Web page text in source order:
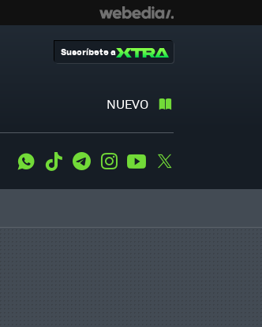
NUEVO
Suscríbete a
WhatsApp
Tiktok TelegramInstagramYoutube